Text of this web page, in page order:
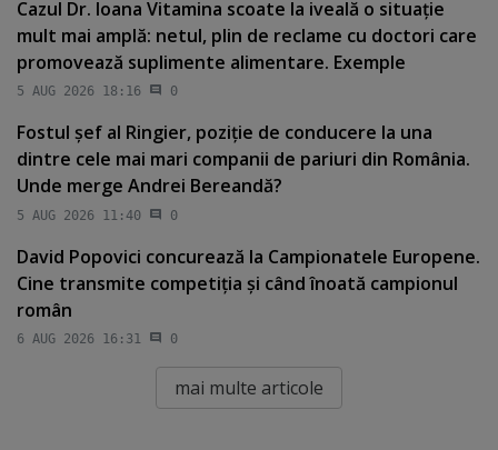
Cazul Dr. Ioana Vitamina scoate la iveală o situaţie
mult mai amplă: netul, plin de reclame cu doctori care
promovează suplimente alimentare. Exemple
5 AUG 2026 18:16 0
Fostul şef al Ringier, poziţie de conducere la una
dintre cele mai mari companii de pariuri din România.
Unde merge Andrei Bereandă?
5 AUG 2026 11:40 0
David Popovici concurează la Campionatele Europene.
Cine transmite competiţia şi când înoată campionul
român
6 AUG 2026 16:31 0
mai multe articole